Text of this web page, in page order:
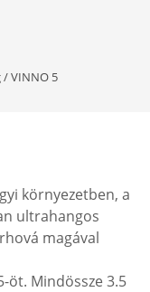
/VINNO 5
környezetben, a
ultrahangos
magával
öt. Mindössze 3.5